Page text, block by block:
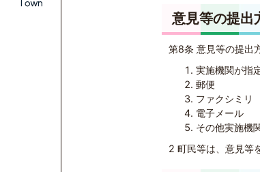
意見等の提出
第8条 意見等の提出
実施機関が指
郵便
ファクシミリ
電子メール
その他実施機
2 町民等は、意見等